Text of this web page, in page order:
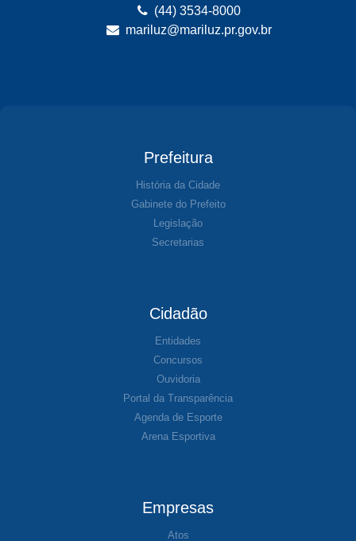
(44) 3534-8000
mariluz@mariluz.pr.gov.br
Prefeitura
História da Cidade
Gabinete do Prefeito
Legislação
Secretarias
Cidadão
Entidades
Concursos
Ouvidoria
Portal da Transparência
Agenda de Esporte
Arena Esportiva
Empresas
Atos